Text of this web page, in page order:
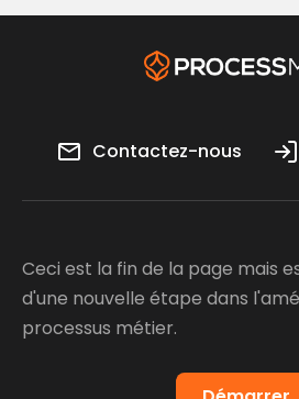
Contactez-nous
Ceci est la fin de la page mais
d'une nouvelle étape dans
processus métier.